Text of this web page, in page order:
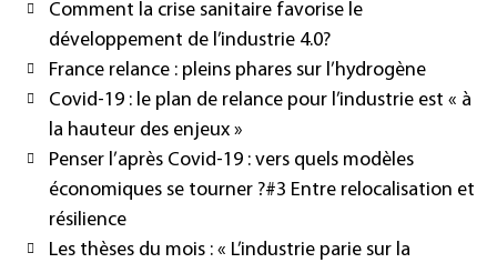
Comment la crise sanitaire favorise le
développement de l’industrie 4.0?
France relance : pleins phares sur l’hydrogène
Covid-19 : le plan de relance pour l’industrie est « à
la hauteur des enjeux »
Penser l’après Covid-19 : vers quels modèles
économiques se tourner ?#3 Entre relocalisation et
résilience
Les thèses du mois : « L’industrie parie sur la